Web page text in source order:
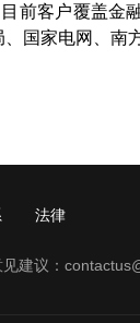
前客户覆盖金
国家电网、南
法律
建议：